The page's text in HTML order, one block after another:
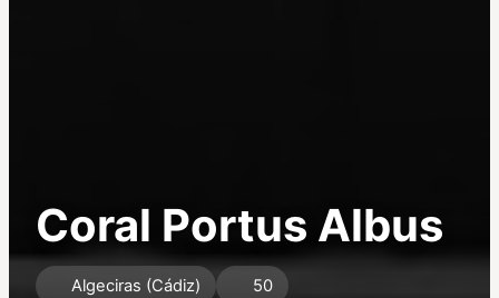
Coral Portus Albus
Algeciras (Cádiz) 50